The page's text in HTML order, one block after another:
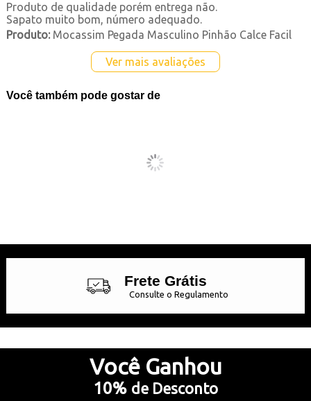
Produto de qualidade porém entrega não.
Sapato muito bom, número adequado.
Produto:Mocassim Pegada Masculino Pinhão Calce Facil
Ver mais avaliações
Você também pode gostar de
Frete Grátis
Consulte o Regulamento
no Cartão de Crédito
5% Desconto
Você Ganhou
10% de Desconto